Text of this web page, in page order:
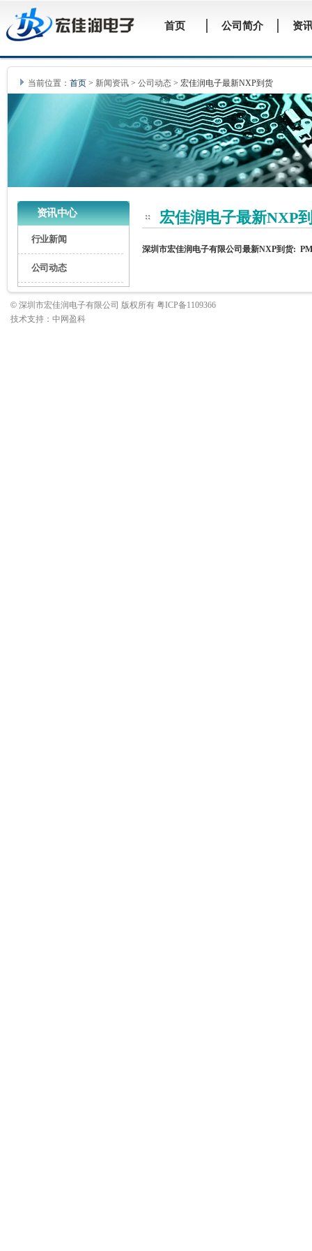
当前位置： 首页> 新闻资讯> 公司动态> 宏佳润电子最新NXP到货
资讯中心
行业新闻
公司动态
宏佳润电子最新NXP
深圳市宏佳润电子有限公司最新NXP到货:
© 深圳市宏佳润电子有限公司 版权所有 粤ICP备1109366
技术支持： 中网盈科